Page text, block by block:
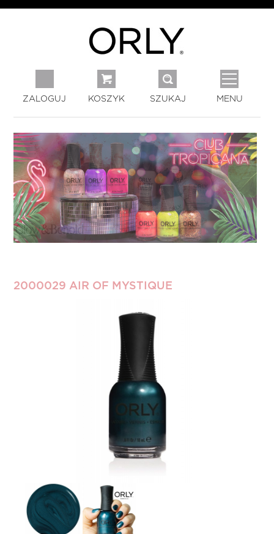
ZALOGUJ KOSZYK SZUKAJ MENU
2000029 AIR OF MYSTIQUE